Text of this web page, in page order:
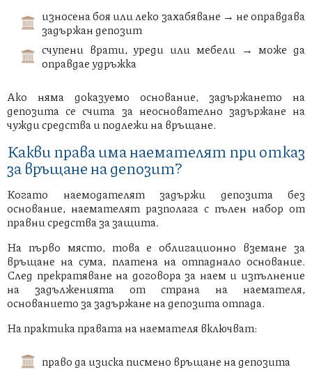
износена боя или леко захабяване → не оправдава
задържан депозит
счупени врати, уреди или мебели → може да
оправдае удръжка
Ако няма доказуемо основание, задържането на
депозита се счита за неоснователно задържане на
чужди средства и подлежи на връщане.
Какви права има наемателят при отказ
за връщане на депозит?
Когато наемодателят задържи депозита без
основание, наемателят разполага с пълен набор от
правни средства за защита.
На първо място, това е облигационно вземане за
връщане на сума, платена на отпаднало основание.
След прекратяване на договора за наем и изпълнение
на задълженията от страна на наемателя,
основанието за задържане на депозита отпада.
На практика правата на наемателя включват:
право да изиска писмено връщане на депозита